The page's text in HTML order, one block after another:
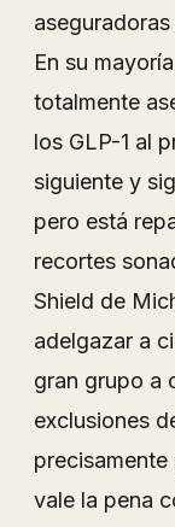
En su
totalmente
los GLP-1 al
siguiente y
pero está
recortes
Shield de
adelgazar a
gran grupo a
exclusiones
vale la pena